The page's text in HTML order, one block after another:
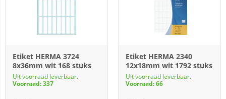
Etiket HERMA 3724
8x36mm wit 168 stuks
Uit voorraad leverbaar.
Voorraad: 337
Etiket HERMA 2340
12x18mm wit 1792 stuks
Uit voorraad leverbaar.
Voorraad: 66